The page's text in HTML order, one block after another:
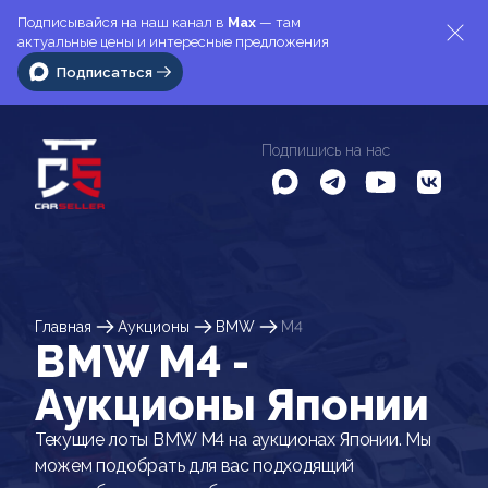
Подписывайся на наш канал в Max — там
актуальные цены и интересные предложения
Подписаться
Подпишись на нас
Главная Аукционы BMW M4
BMW M4 -
Аукционы Японии
Текущие лоты BMW M4 на аукционах Японии. Мы
можем подобрать для вас подходящий